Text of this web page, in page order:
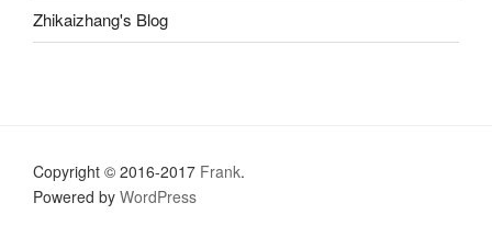
Zhikaizhang's Blog
Copyright © 2016-2017 Frank.
Powered by WordPress